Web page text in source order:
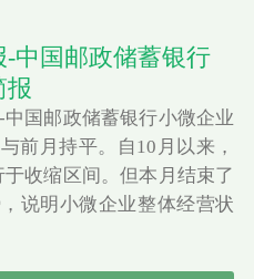
-中国邮政储蓄银行
报
国邮政储蓄银行小微企业
前月持平。自10月以来，
收缩区间。但本月结束了
说明小微企业整体经营状